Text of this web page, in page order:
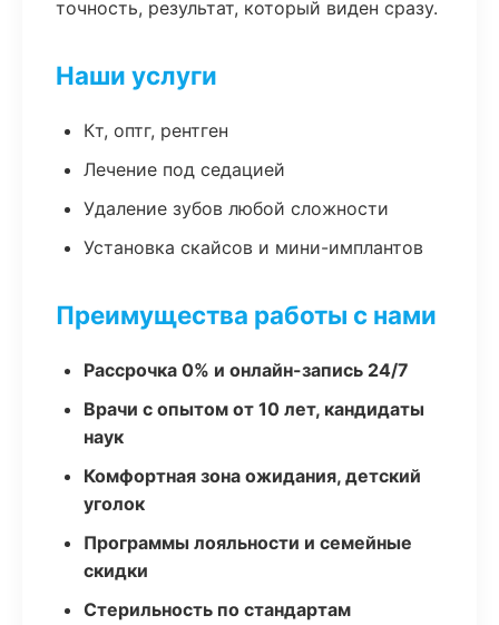
точность, результат, который виден сразу.
Наши услуги
Кт, оптг, рентген
Лечение под седацией
Удаление зубов любой сложности
Установка скайсов и мини-имплантов
Преимущества работы с нами
Рассрочка 0% и онлайн-запись 24/7
Врачи с опытом от 10 лет, кандидаты
наук
Комфортная зона ожидания, детский
уголок
Программы лояльности и семейные
скидки
Стерильность по стандартам